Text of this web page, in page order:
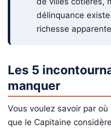
délinquance
richesse
Les 5
manquer
Vous voulez savoir par
que le Capitaine